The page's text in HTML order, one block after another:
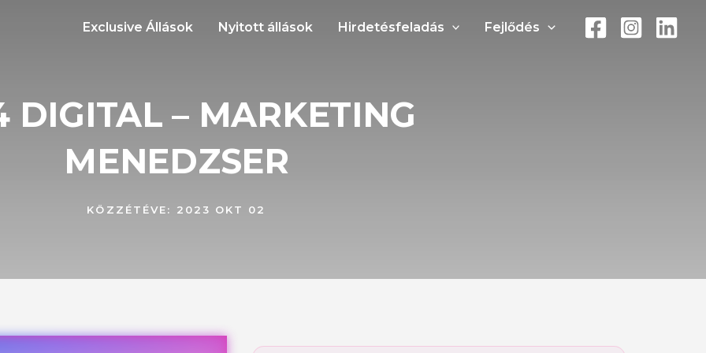
Exclusive Állások Nyitott állások Hirdetésfeladás Fejlődés
DIGITAL – MARKETING
MENEDZSER
KÖZZÉTÉVE: 2023 OKT 02